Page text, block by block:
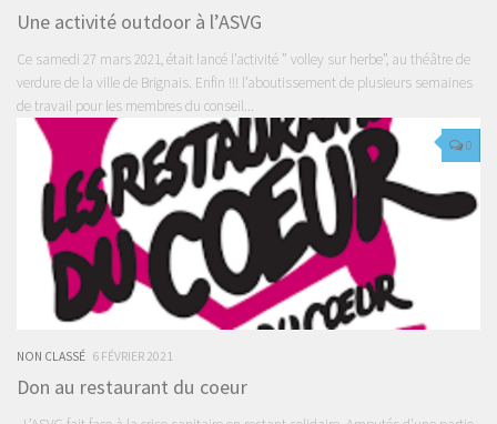
Une activité outdoor à l’ASVG
Ce samedi 27 mars 2021, était lancé l’activité ” volley sur herbe”, au théâtre de
verdure de la ville de Brignais. Enfin !!! l’aboutissement de plusieurs semaines
de travail pour les membres du conseil...
0
NON CLASSÉ 6 FÉVRIER 2021
Don au restaurant du coeur